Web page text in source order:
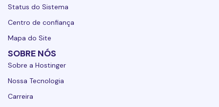
Status do Sistema
Centro de confiança
Mapa do Site
SOBRE NÓS
Sobre a Hostinger
Nossa Tecnologia
Carreira